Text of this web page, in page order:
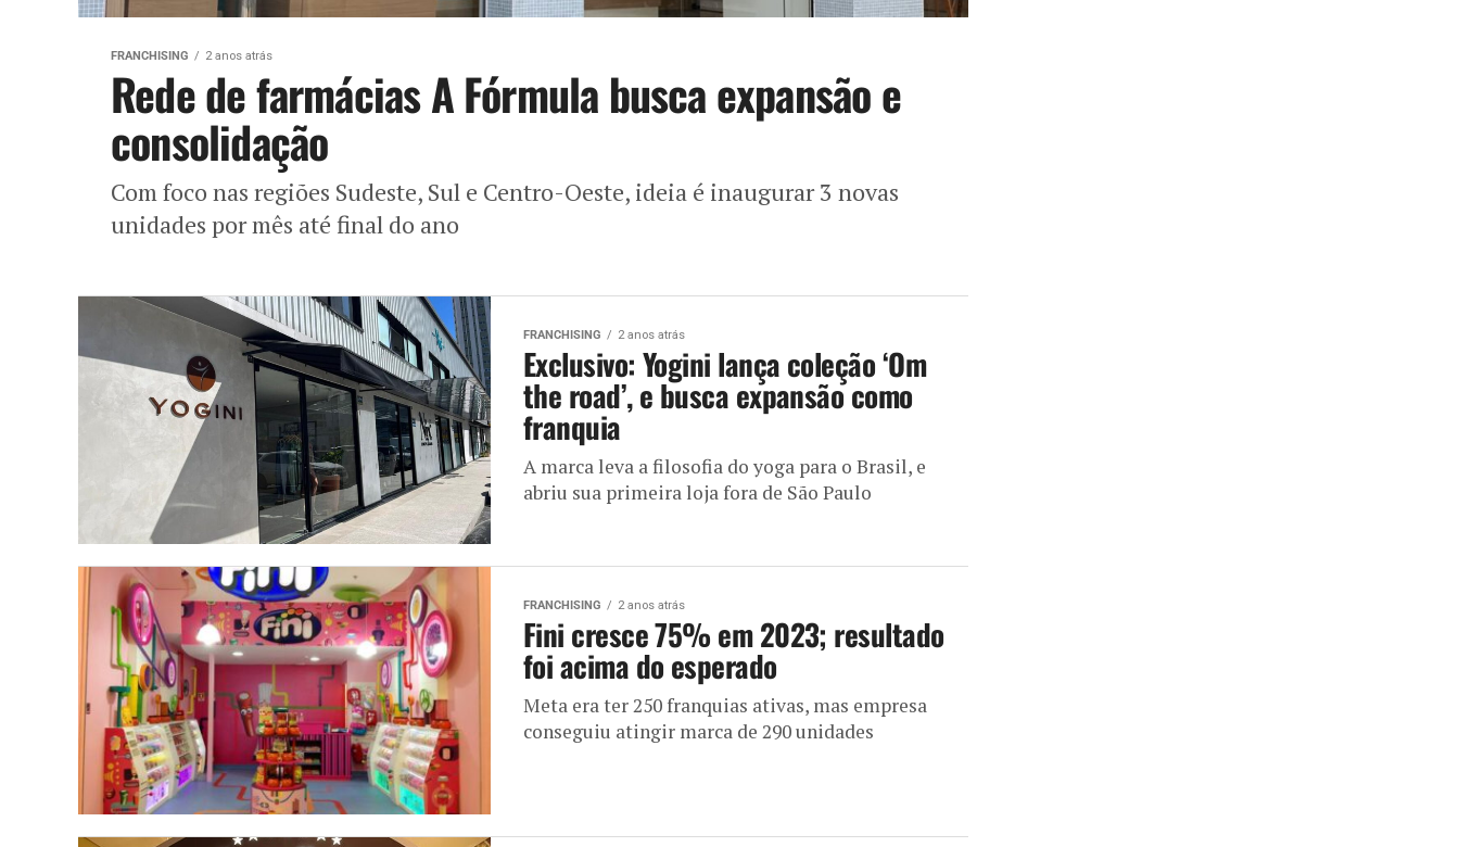
FRANCHISING 2 anos atrás
Rede de farmácias A Fórmula busca expansão e
consolidação
Com foco nas regiões Sudeste, Sul e Centro-Oeste, ideia é inaugurar 3 novas
unidades por mês até final do ano
FRANCHISING 2 anos atrás
Exclusivo: Yogini lança coleção ‘Om
the road’, e busca expansão como
franquia
A marca leva a filosofia do yoga para o Brasil, e
abriu sua primeira loja fora de São Paulo
FRANCHISING 2 anos atrás
Fini cresce 75% em 2023; resultado
foi acima do esperado
Meta era ter 250 franquias ativas, mas empresa
conseguiu atingir marca de 290 unidades